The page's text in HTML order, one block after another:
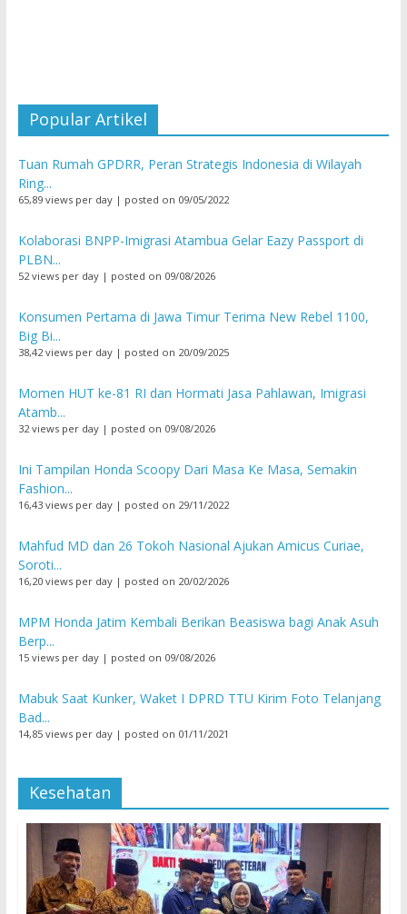
Popular Artikel
Tuan Rumah GPDRR, Peran Strategis Indonesia di Wilayah
Ring...
65,89 views per day| posted on 09/05/2022
Kolaborasi BNPP-Imigrasi Atambua Gelar Eazy Passport di
PLBN...
52 views per day| posted on 09/08/2026
Konsumen Pertama di Jawa Timur Terima New Rebel 1100,
Big Bi...
38,42 views per day| posted on 20/09/2025
Momen HUT ke-81 RI dan Hormati Jasa Pahlawan, Imigrasi
Atamb...
32 views per day| posted on 09/08/2026
Ini Tampilan Honda Scoopy Dari Masa Ke Masa, Semakin
Fashion...
16,43 views per day| posted on 29/11/2022
Mahfud MD dan 26 Tokoh Nasional Ajukan Amicus Curiae,
Soroti...
16,20 views per day| posted on 20/02/2026
MPM Honda Jatim Kembali Berikan Beasiswa bagi Anak Asuh
Berp...
15 views per day| posted on 09/08/2026
Mabuk Saat Kunker, Waket I DPRD TTU Kirim Foto Telanjang
Bad...
14,85 views per day| posted on 01/11/2021
Kesehatan